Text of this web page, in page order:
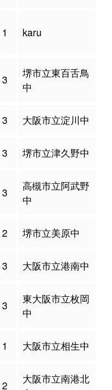
1 karu
3
堺市立東百舌鳥
中
3 大阪市立淀川中
3 堺市立津久野中
3
高槻市立阿武野
中
2 堺市立美原中
3 大阪市立港南中
3
東大阪市立枚岡
中
1 大阪市立相生中
2
大阪市立南港北